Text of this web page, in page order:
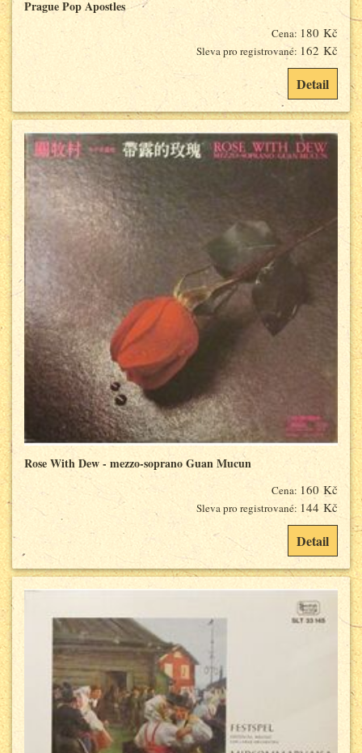
Prague Pop Apostles
Cena: 180 Kč
Sleva pro registrované: 162 Kč
Detail
Rose With Dew - mezzo-soprano Guan Mucun
Cena: 160 Kč
Sleva pro registrované: 144 Kč
Detail